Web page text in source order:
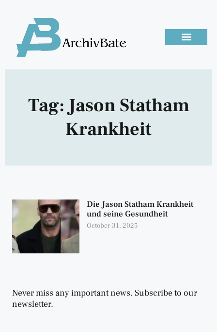
Tag: Jason Statham
Krankheit
Die Jason Statham Krankheit
und seine Gesundheit
October 31, 2025
Never miss any important news. Subscribe to our
newsletter.